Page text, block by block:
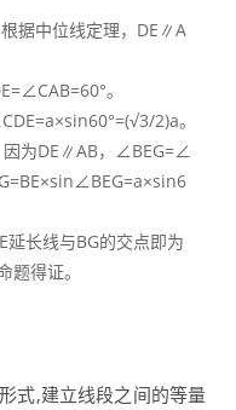
据中位线定理，DE∥A
。
2)a。
因为DE∥AB，∠BEG=∠
延长线与BG的交点即为
题得证。
式,建立线段之间的等量